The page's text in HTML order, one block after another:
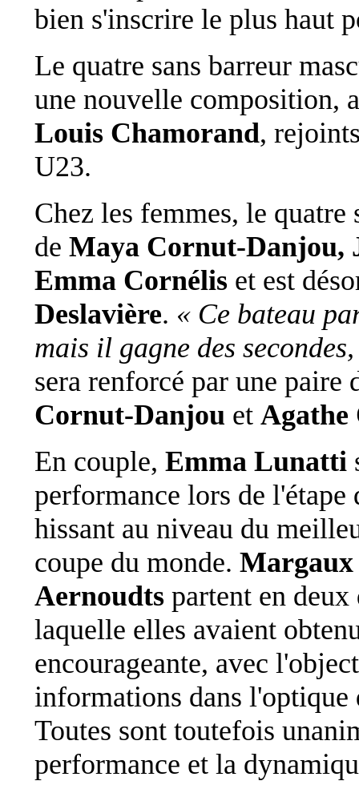
bien s'inscrire le plus haut
Le quatre sans barreur
une nouvelle composition,
Louis Chamorand,
U23.
Chez les femmes, le quatre
de Maya Cornut-Danjou,
Emma Cornélis et est
Deslavière. « Ce bateau
mais il gagne des
sera renforcé par une paire
Cornut-Danjou et Agathe
En couple, Emma Lunatti
performance lors de l'étape
hissant au niveau du
coupe du monde.
Aernoudts partent en deux
laquelle elles avaient
encourageante, avec
informations dans
Toutes sont toutefois
performance et la